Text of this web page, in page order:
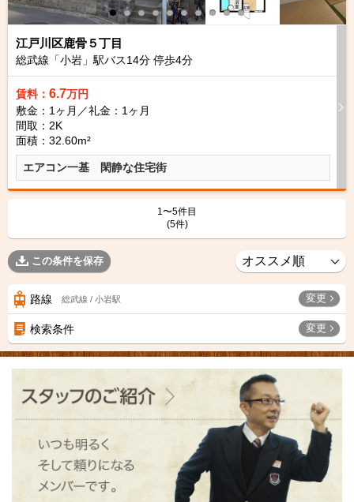
江戸川区鹿骨５丁目
総武線「小岩」駅バス14分 停歩4分
賃料： 6.7万円
敷金：1ヶ月／礼金：1ヶ月
間取：2K
面積：32.60m²
エアコン一基 閑静な住宅街
1〜5件目
(5件)
この条件を保存
路線 総武線 / 小岩駅 変更
検索条件 変更